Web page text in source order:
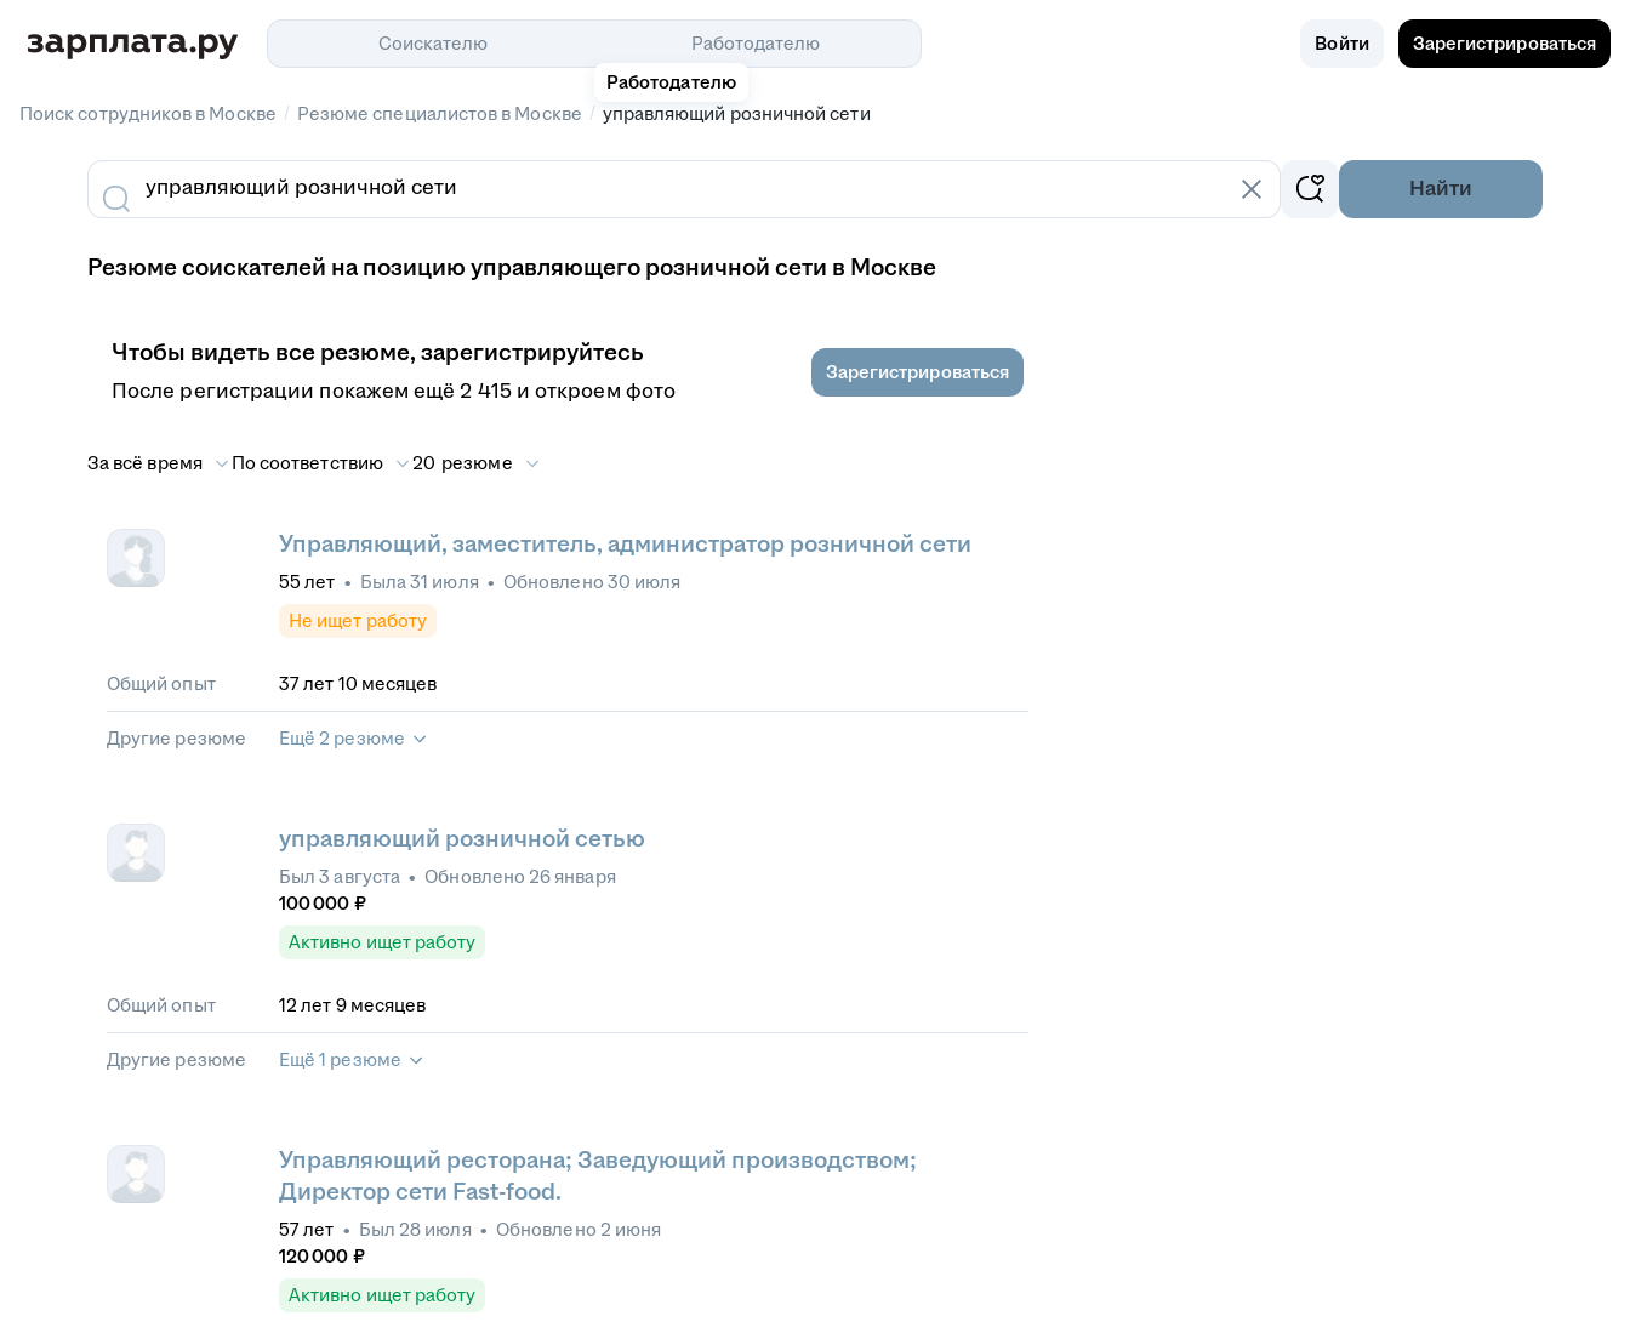
Соискателю
Работодателю
Работодателю
Войти Зарегистрироваться
Поиск сотрудников в Москве / Резюме специалистов в Москве / управляющий розничной сети
Найти
Резюме соискателей на позицию управляющего розничной сети в Москве
Чтобы видеть все резюме, зарегистрируйтесь
После регистрации покажем ещё 2 415 и откроем фото
Зарегистрироваться
За всё время По соответствию 20 резюме
Управляющий, заместитель, администратор розничной сети
55 лет • Была31 июля • Обновлено 30 июля
Не ищет работу
Общий опыт 37лет 10 месяцев
Другие резюме Ещё 2 резюме
управляющий розничной сетью
Был 3 августа • Обновлено 26 января
100 000 ₽
Активно ищет работу
Общий опыт 12 лет 9 месяцев
Другие резюме Ещё 1 резюме
Управляющий ресторана; Заведующий производством;
Директор сети Fast-food.
57лет • Был 28 июля • Обновлено 2 июня
120 000 ₽
Активно ищет работу